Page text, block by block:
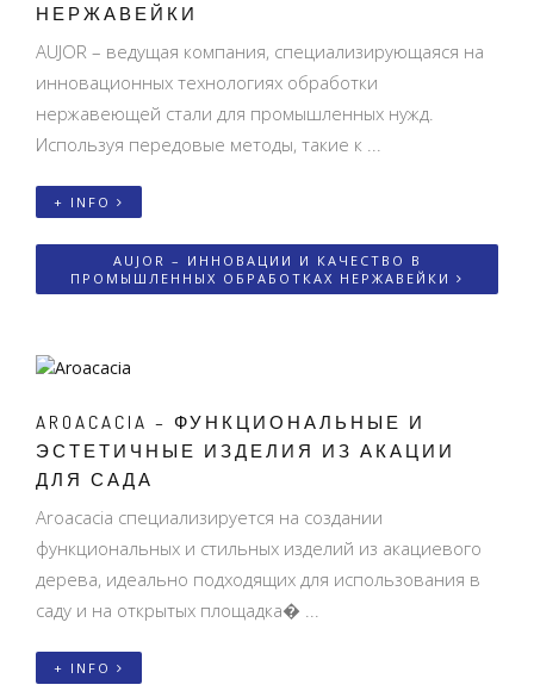
НЕРЖАВЕЙКИ
AUJOR – ведущая компания, специализирующаяся на
инновационных технологиях обработки
нержавеющей стали для промышленных нужд.
Используя передовые методы, такие к ...
+ INFO
AUJOR – ИННОВАЦИИ И КАЧЕСТВО В
ПРОМЫШЛЕННЫХ ОБРАБОТКАХ НЕРЖАВЕЙКИ
AROACACIA – ФУНКЦИОНАЛЬНЫЕ И
ЭСТЕТИЧНЫЕ ИЗДЕЛИЯ ИЗ АКАЦИИ
ДЛЯ САДА
Aroacacia специализируется на создании
функциональных и стильных изделий из акациевого
дерева, идеально подходящих для использования в
саду и на открытых площадка� ...
+ INFO